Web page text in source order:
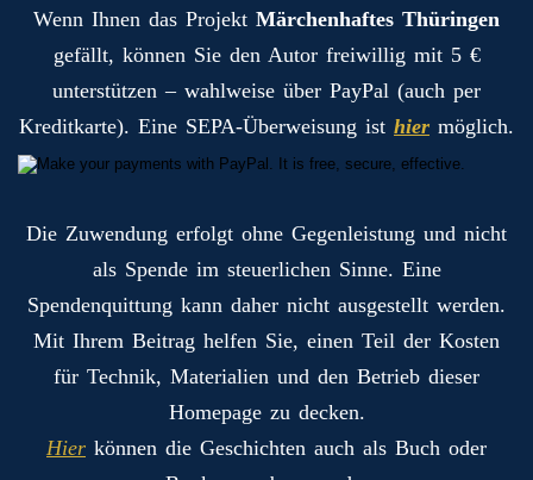
Wenn Ihnen das Projekt Märchenhaftes Thüringen
gefällt, können Sie den Autor freiwillig mit 5 €
unterstützen – wahlweise über PayPal (auch per
Kreditkarte). Eine SEPA-Überweisung ist hier möglich.
Die Zuwendung erfolgt ohne Gegenleistung und nicht
als Spende im steuerlichen Sinne. Eine
Spendenquittung kann daher nicht ausgestellt werden.
Mit Ihrem Beitrag helfen Sie, einen Teil der Kosten
für Technik, Materialien und den Betrieb dieser
Homepage zu decken.
Hier können die Geschichten auch als Buch oder